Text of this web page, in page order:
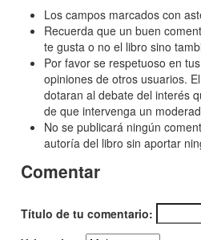
Los campos marcados con
Recuerda que un buen
te gusta o no el libro sino
Por favor se respetuoso en
opiniones de otros usuarios.
dotaran al debate del interés
de que intervenga un
No se publicará ningún
autoría del libro sin aportar
Comentar
Título de tu comentario: